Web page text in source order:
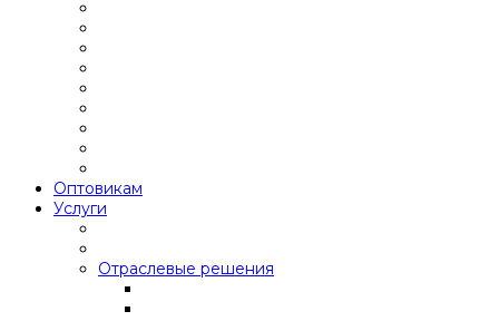
Оптовикам
Услуги
Отраслевые решения